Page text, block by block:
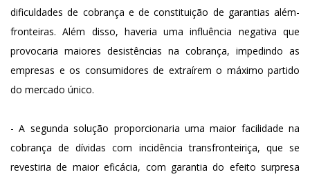
dificuldades de cobrança e de constituição de garantias além-
fronteiras. Além disso, haveria uma influência negativa que
provocaria maiores desistências na cobrança, impedindo as
empresas e os consumidores de extraírem o máximo partido
do mercado único.
- A segunda solução proporcionaria uma maior facilidade na
cobrança de dívidas com incidência transfronteiriça, que se
revestiria de maior eficácia, com garantia do efeito surpresa